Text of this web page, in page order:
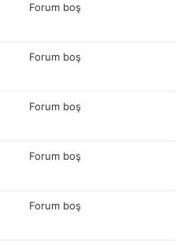
Forum boş
Forum boş
Forum boş
Forum boş
Forum boş